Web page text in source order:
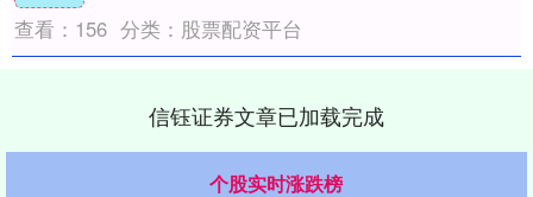
查看： 156 分类： 股票配资平台
信钰证券文章已加载完成
个股实时涨跌榜